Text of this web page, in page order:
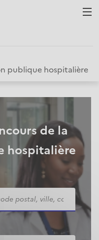
publique hospitalière
de la
hospitalière